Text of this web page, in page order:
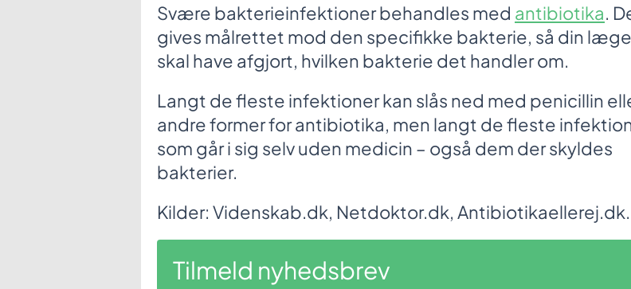
Svære bakterieinfektioner behandles med antibiotika.
gives målrettet mod den specifikke bakterie, så din læge
skal have afgjort, hvilken bakterie det handler om.
Langt de fleste infektioner kan slås ned med penicillin
andre former for antibiotika, men langt de fleste
som går i sig selv uden medicin – også dem der skyldes
bakterier.
Kilder: Videnskab.dk, Netdoktor.dk, Antibiotikaellerej.dk.
Tilmeld nyhedsbrev